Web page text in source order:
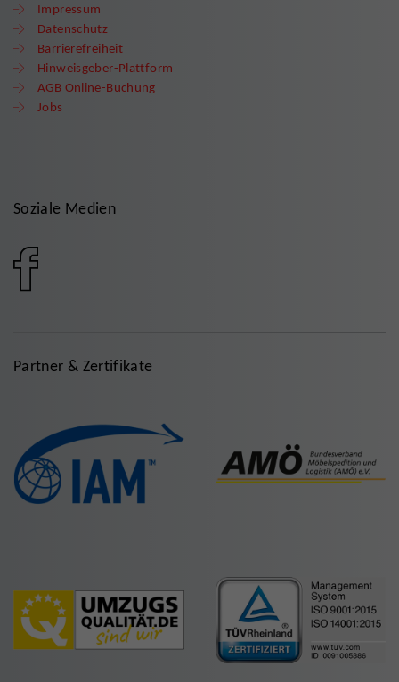
Impressum
Datenschutz
Barrierefreiheit
Hinweisgeber-Plattform
AGB Online-Buchung
Jobs
Soziale Medien
Partner & Zertifikate